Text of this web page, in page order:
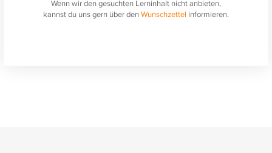
Wenn wir den gesuchten Lerninhalt nicht anbieten,
kannst du uns gern über denWunschzettel informieren.